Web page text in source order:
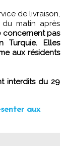
de livraison,
du matin après
concernent pas
Turquie. Elles
aux résidents
interdits du 29
aux